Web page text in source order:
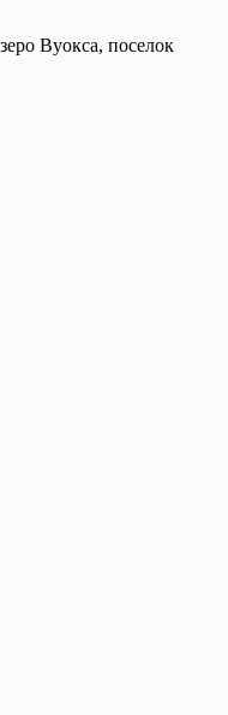
Вуокса, поселок